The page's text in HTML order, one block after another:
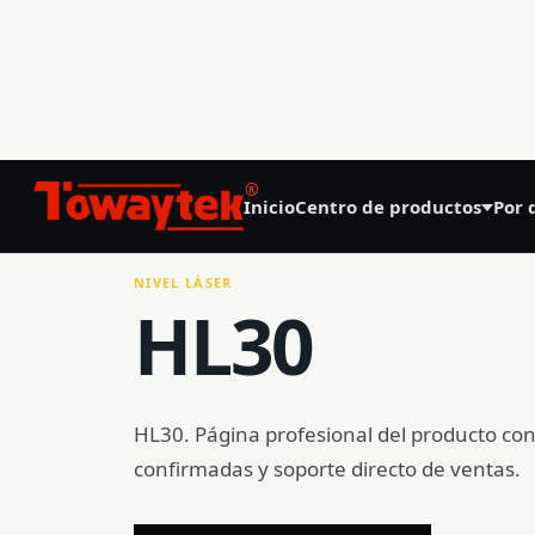
®
InicioCentro de productos
01
Agricultura de precisión
GNSS Land Leveling System AG808
GNSS Autosteering System AG608
Por
Inicio / Centro de productos/Construcción de
NIVEL LÁSER
HL30
HL30. Página profesional del producto
confirmadas y soporte directo de ventas.